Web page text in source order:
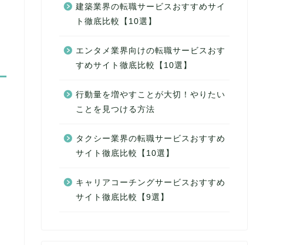
建築業界の転職サービスおすすめサイ
ト徹底比較【10選】
エンタメ業界向けの転職サービスおす
すめサイト徹底比較【10選】
行動量を増やすことが大切！やりたい
ことを見つける方法
タクシー業界の転職サービスおすすめ
サイト徹底比較【10選】
キャリアコーチングサービスおすすめ
サイト徹底比較【9選】